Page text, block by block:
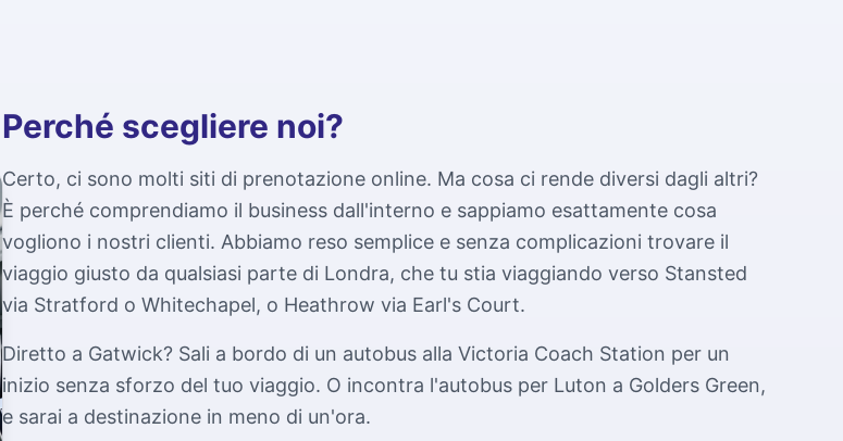
Perché scegliere noi?
Certo, ci sono molti siti di prenotazione online. Ma cosa ci rende diversi dagli altri?
È perché comprendiamo il business dall'interno e sappiamo esattamente cosa
vogliono i nostri clienti. Abbiamo reso semplice e senza complicazioni trovare il
viaggio giusto da qualsiasi parte di Londra, che tu stia viaggiando verso Stansted
via Stratford o Whitechapel, o Heathrow via Earl's Court.
Diretto a Gatwick? Sali a bordo di un autobus alla Victoria Coach Station per un
inizio senza sforzo del tuo viaggio. O incontra l'autobus per Luton a Golders Green,
e sarai a destinazione in meno di un'ora.